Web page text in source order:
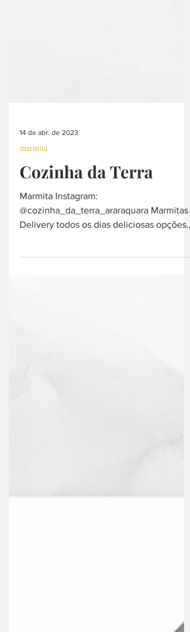
14 de abr. de 2023
marmita
Cozinha da Terra
Marmita Instagram:
Delivery todos os dias deliciosas opções